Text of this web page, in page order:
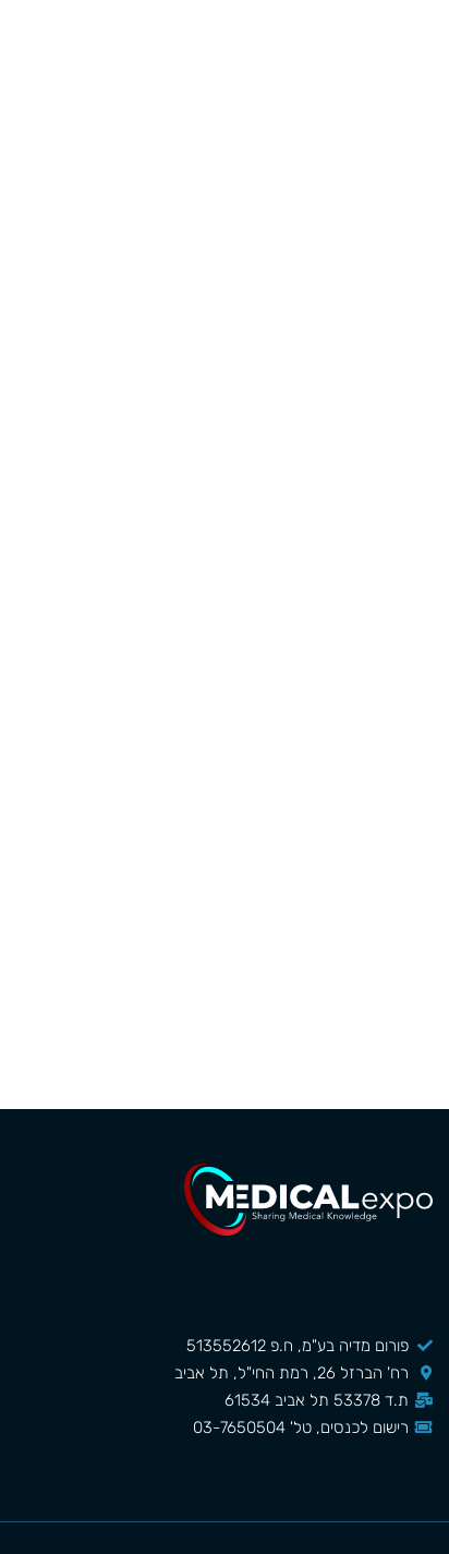
פורום מדיה בע"מ, ח.פ 513552612
רח' הברזל 26, רמת החי"ל, תל אביב
ת.ד 53378 תל אביב 61534
רישום לכנסים, טל' 03-7650504